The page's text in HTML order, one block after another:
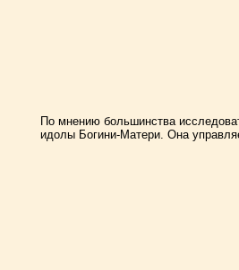
По мнению большинства
идолы Богини-Матери. Она